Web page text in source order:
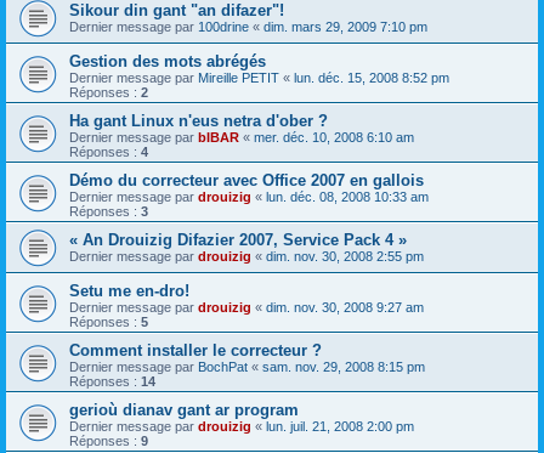
Sikour din gant "an difazer"!
Dernier message par 100drine « dim. mars 29, 2009 7:10 pm
Gestion des mots abrégés
Dernier message par Mireille PETIT « lun. déc. 15, 2008 8:52 pm
Réponses : 2
Ha gant Linux n'eus netra d'ober ?
Dernier message par bIBAR « mer. déc. 10, 2008 6:10 am
Réponses : 4
Démo du correcteur avec Office 2007 en gallois
Dernier message par drouizig « lun. déc. 08, 2008 10:33 am
Réponses : 3
« An Drouizig Difazier 2007, Service Pack 4 »
Dernier message par drouizig « dim. nov. 30, 2008 2:55 pm
Setu me en-dro!
Dernier message par drouizig « dim. nov. 30, 2008 9:27 am
Réponses : 5
Comment installer le correcteur ?
Dernier message par BochPat « sam. nov. 29, 2008 8:15 pm
Réponses : 14
gerioù dianav gant ar program
Dernier message par drouizig « lun. juil. 21, 2008 2:00 pm
Réponses : 9